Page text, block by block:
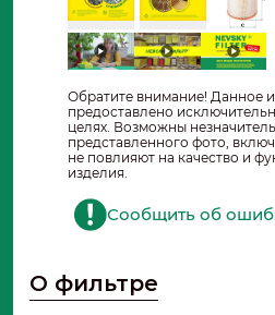
Обратите внимание! Данное
предоставлено
целях. Возможны
представленного фото,
не повлияют на качество и
изделия.
Сообщить об
О фильтре